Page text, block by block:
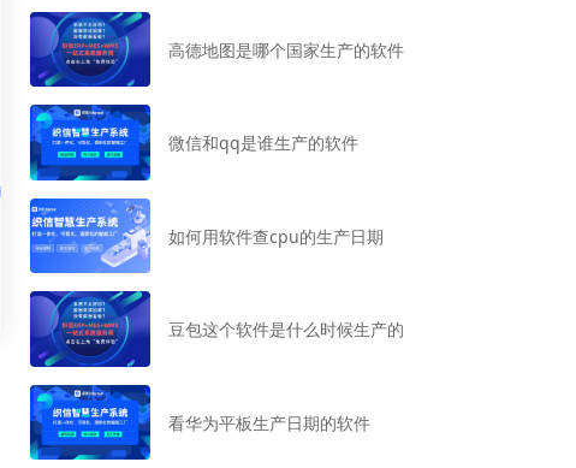
高德地图是哪个国家生产的软件
微信和qq是谁生产的软件
如何用软件查cpu的生产日期
豆包这个软件是什么时候生产的
看华为平板生产日期的软件